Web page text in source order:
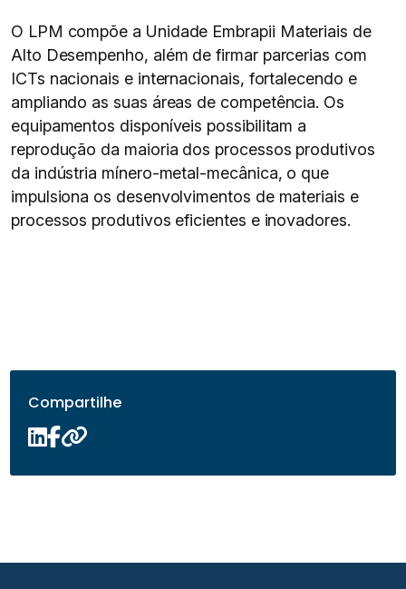
O LPM compõe a Unidade Embrapii Materiais de
Alto Desempenho, além de firmar parcerias com
ICTs nacionais e internacionais, fortalecendo e
ampliando as suas áreas de competência. Os
equipamentos disponíveis possibilitam a
reprodução da maioria dos processos produtivos
da indústria mínero-metal-mecânica, o que
impulsiona os desenvolvimentos de materiais e
processos produtivos eficientes e inovadores.
Compartilhe